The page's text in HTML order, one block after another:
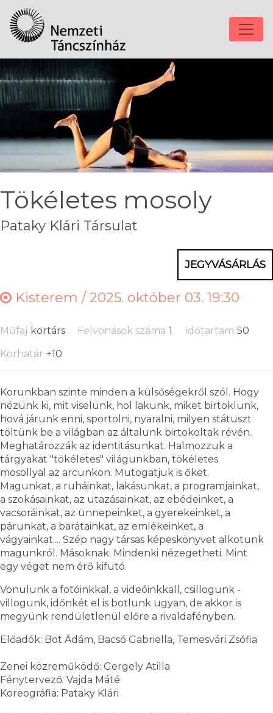
Tökéletes mosoly
Pataky Klári Társulat
JEGYVÁSÁRLÁS
Kisterem /2025. október 03. 19:30
Műfaj kortárs Felvonások száma 1 Időtartam 50
Korhatár +10
Korunkban szinte minden a külsőségekről szól. Hogy
nézünk ki, mit viselünk, hol lakunk, miket birtoklunk,
hová járunk enni, sportolni, nyaralni, milyen státuszt
töltünk be a világban az általunk birtokoltak révén.
Meghatározzák az identitásunkat. Halmozzuk a
tárgyakat "tökéletes" világunkban, tökéletes
mosollyal az arcunkon. Mutogatjuk is őket.
Magunkat, a ruháinkat, lakásunkat, a programjainkat,
a szokásainkat, az utazásainkat, az ebédeinket, a
vacsoráinkat, az ünnepeinket, a gyerekeinket, a
párunkat, a barátainkat, az emlékeinket, a
vágyainkat.... Szép nagy társas képeskönyvet alkotunk
magunkról. Másoknak. Mindenki nézegetheti. Mint
egy véget nem érő kifutó.
Vonulunk a fotóinkkal, a videóinkkall, csillogunk -
villogunk, időnkét el is botlunk ugyan, de akkor is
megyünk rendületlenül előre a rivaldafényben.
Előadók: Bot Ádám, Bacsó Gabriella, Temesvári Zsófia
Zenei közreműködő: Gergely Atilla
Fénytervező: Vajda Máté
Koreográfia: Pataky Klári